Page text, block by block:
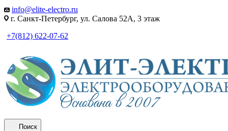
info@elite-electro.ru
г. Санкт-Петербург, ул. Салова 52А, 3 этаж
+7(812) 622-07-62
Поиск